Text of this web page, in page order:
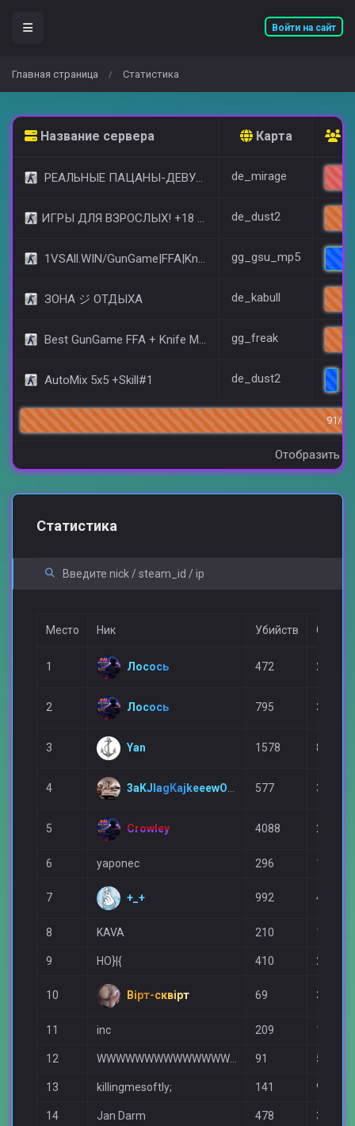
Войти на сайт
Главная страница / Статистика
Название сервера Карта
РЕАЛЬНЫЕ ПАЦАНЫ-ДЕВУШКИ 18+ [STEAM BONUS] de_mirage
​ИГРЫ ДЛЯ ВЗРОСЛЫХ! +18 © (FREE VIP) de_dust2
1VSAll.WIN/GunGame|FFA|KnIfE MoD gg_gsu_mp5
ЗОНА ジ ОТДЫХА de_kabull
Best GunGame FFA + Knife MOD(+18) gg_freak
AutoMix 5x5 +Skill#1 de_dust2
91/
Отобразить
Статистика
Место Ник Убийств
1 Лосось 472 239
2 Лосось 795 388
3 Yan 1578 870
4 3aKJIagKajkeeewOw2hz0red 577 319
5 Crowley 4088 2129
6 yaponec 296 169
7 +_+ 992 478
8 KAVA 210 158
9 HO}|{ 410 223
10 Вірт-сквірт 69 39
11 inc 209 147
12 WWWWWWWWWWWWWWWWWWW 91 59
13 killingmesoftly; 141 91
14 Jan Darm 478 399